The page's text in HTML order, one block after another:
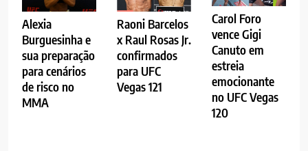
Alexia
Burguesinha e
sua preparação
para cenários
de risco no
MMA
Raoni Barcelos
x Raul Rosas Jr.
confirmados
para UFC
Vegas 121
Carol Foro
vence Gigi
Canuto em
estreia
emocionante
no UFC Vegas
120